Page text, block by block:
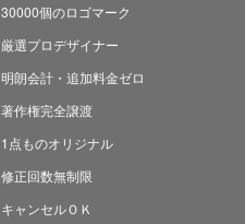
30000個のロゴマーク
厳選プロデザイナー
明朗会計・追加料金ゼロ
著作権完全譲渡
1点ものオリジナル
修正回数無制限
キャンセルＯＫ